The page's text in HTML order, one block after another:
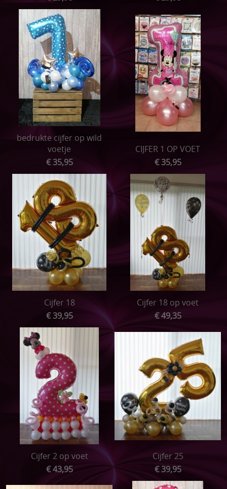
bedrukte cijfer op wild
voetje
€ 35,95
CIJFER 1 OP VOET
€ 35,95
Cijfer 18
€ 39,95
Cijfer 18 op voet
€ 49,35
Cijfer 2 op voet
€ 43,95
Cijfer 25
€ 39,95